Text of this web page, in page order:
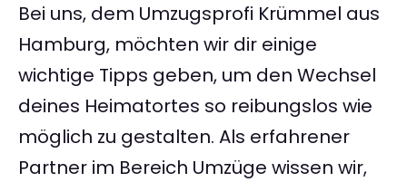
Bei uns, dem Umzugsprofi Krümmel aus
Hamburg, möchten wir dir einige
wichtige Tipps geben, um den Wechsel
deines Heimatortes so reibungslos wie
möglich zu gestalten. Als erfahrener
Partner im Bereich Umzüge wissen wir,